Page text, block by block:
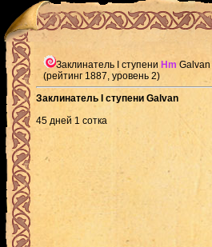
Заклинатель I ступени Hm Galvan
(рейтинг 1887, уровень 2)
Заклинатель I ступени Galvan
45 дней 1 сотка